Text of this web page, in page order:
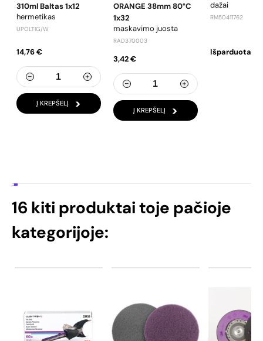
310ml Baltas 1x12
hermetikas
UPOLTIG/W
14,76 €
Į KREPŠELĮ
ORANGE 38mm 80°C
1x32
maskavimo juosta
RAD370003
3,42 €
Į KREPŠELĮ
dažai
RM50411762
Išparduota
16 kiti produktai toje pačioje
kategorijoje: